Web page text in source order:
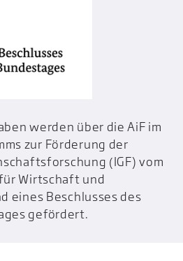
werden über die AiF im
zur Förderung der
(IGF) vom
Wirtschaft und
eines Beschlusses des
gefördert.